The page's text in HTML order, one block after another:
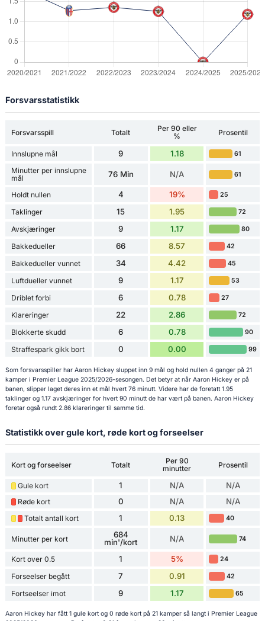
Forsvarsstatistikk
Forsvarsspill Totalt
Per 90 eller
%
Prosentil
Innslupne mål 9 1.18 61
Minutter per innslupne
mål
76 Min N/A 61
Holdt nullen 4 19% 25
Taklinger 15 1.95 72
Avskjæringer 9 1.17 80
Bakkedueller 66 8.57 42
Bakkedueller vunnet 34 4.42 45
Luftdueller vunnet 9 1.17 53
Driblet forbi 6 0.78 27
Klareringer 22 2.86 72
Blokkerte skudd 6 0.78 90
Straffespark gikk bort 0 0.00 99
Som forsvarsspiller har Aaron Hickey sluppet inn 9 mål og hold nullen 4 ganger på 21
kamper i Premier League 2025/2026-sesongen. Det betyr at når Aaron Hickey er på
banen, slipper laget deres inn et mål hvert 76 minutt. Videre har de foretatt 1.95
taklinger og 1.17 avskjæringer for hvert 90 minutt de har vært på banen. Aaron Hickey
foretar også rundt 2.86 klareringer til samme tid.
Statistikk over gule kort, røde kort og forseelser
Kort og forseelser Totalt
Per 90
minutter
Prosentil
Gule kort 1 N/A N/A
Røde kort 0 N/A N/A
Totalt antall kort 1 0.13 40
Minutter per kort
684
min'/kort
N/A 74
Kort over 0.5 1 5% 24
Forseelser begått 7 0.91 42
Fortseelser imot 9 1.17 65
Aaron Hickey har fått 1 gule kort og 0 røde kort på 21 kamper så langt i Premier League